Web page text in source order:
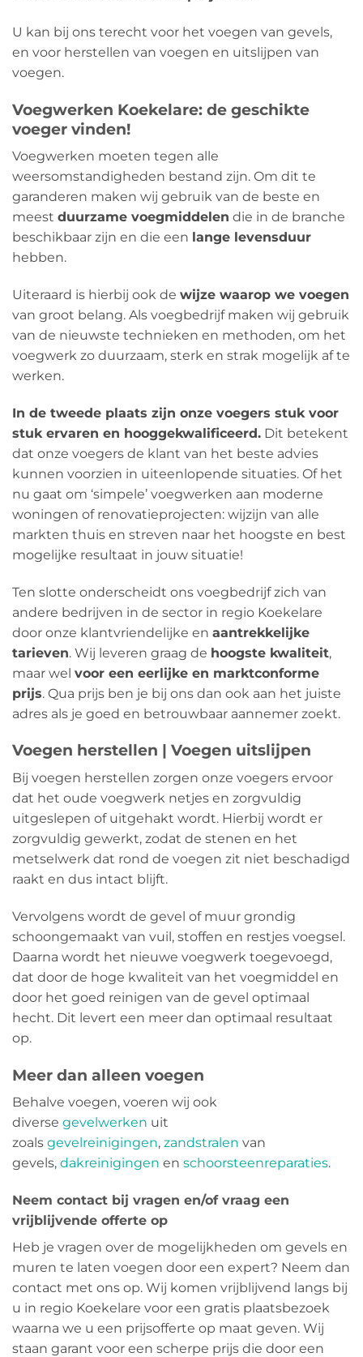
U kan bij ons terecht voor het voegen van gevels,
en voor herstellen van voegen en uitslijpen van
voegen.
Voegwerken Koekelare: de geschikte
voeger vinden!
Voegwerken moeten tegen alle
weersomstandigheden bestand zijn. Om dit te
garanderen maken wij gebruik van de beste en
meest duurzame voegmiddelen die in de branche
beschikbaar zijn en die een lange levensduur
hebben.
Uiteraard is hierbij ook de wijze waarop we voegen
van groot belang. Als voegbedrijf maken wij gebruik
van de nieuwste technieken en methoden, om het
voegwerk zo duurzaam, sterk en strak mogelijk af te
werken.
In de tweede plaats zijn onze voegers stuk voor
stuk ervaren en hooggekwalificeerd. Dit betekent
dat onze voegers de klant van het beste advies
kunnen voorzien in uiteenlopende situaties. Of het
nu gaat om ‘simpele’ voegwerken aan moderne
woningen of renovatieprojecten: wijzijn van alle
markten thuis en streven naar het hoogste en best
mogelijke resultaat in jouw situatie!
Ten slotte onderscheidt ons voegbedrijf zich van
andere bedrijven in de sector in regio Koekelare
door onze klantvriendelijke en aantrekkelijke
tarieven. Wij leveren graag de hoogste kwaliteit,
maar wel voor een eerlijke en marktconforme
prijs. Qua prijs ben je bij ons dan ook aan het juiste
adres als je goed en betrouwbaar aannemer zoekt.
Voegen herstellen | Voegen uitslijpen
Bij voegen herstellen zorgen onze voegers ervoor
dat het oude voegwerk netjes en zorgvuldig
uitgeslepen of uitgehakt wordt. Hierbij wordt er
zorgvuldig gewerkt, zodat de stenen en het
metselwerk dat rond de voegen zit niet beschadigd
raakt en dus intact blijft.
Vervolgens wordt de gevel of muur grondig
schoongemaakt van vuil, stoffen en restjes voegsel.
Daarna wordt het nieuwe voegwerk toegevoegd,
dat door de hoge kwaliteit van het voegmiddel en
door het goed reinigen van de gevel optimaal
hecht. Dit levert een meer dan optimaal resultaat
op.
Meer dan alleen voegen
Behalve voegen, voeren wij ook
diverse gevelwerken uit
zoals gevelreinigingen, zandstralen van
gevels, dakreinigingen en schoorsteenreparaties.
Neem contact bij vragen en/of vraag een
vrijblijvende offerte op
Heb je vragen over de mogelijkheden om gevels en
muren te laten voegen door een expert? Neem dan
contact met ons op. Wij komen vrijblijvend langs bij
u in regio Koekelare voor een gratis plaatsbezoek
waarna we u een prijsofferte op maat geven. Wij
staan garant voor een scherpe prijs die door een